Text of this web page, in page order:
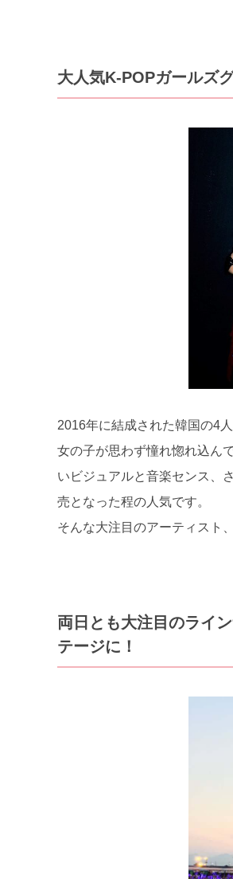
大人気K-POPガールズ
2016年に結成された韓国の4
女の子が思わず憧れ惚れ込ん
いビジュアルと音楽センス
売となった程の人気です。
そんな大注目のアーティスト
両日とも大注目のライ
テージに！